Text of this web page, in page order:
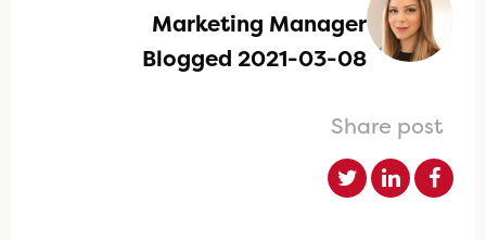
Marketing Manager
Blogged 2021-03-08
Share post